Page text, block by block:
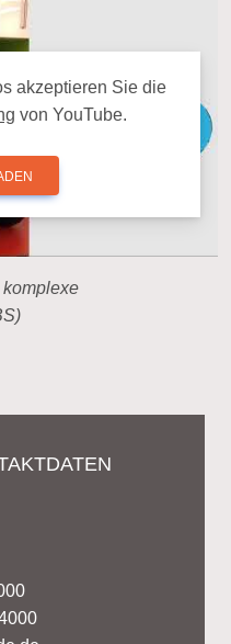
ak­zep­tie­ren Sie die
von YouTube.
komplexe